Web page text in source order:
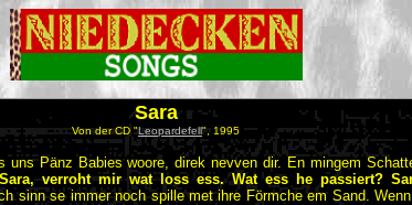
Sara
Von der CD "Leopardefell", 1995
uns Pänz Babies woore, direk nevven dir. En mingem
Sara, verroht mir wat loss ess. Wat ess he passiert?
sinn se immer noch spille met ihre Förmche em Sand.